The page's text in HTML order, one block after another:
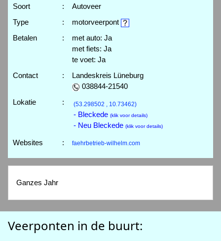
Soort
:
Autoveer
Type
:
motorveerpont
Betalen
:
met auto: Ja
met fiets: Ja
te voet: Ja
Contact
:
Landeskreis Lüneburg
038844-21540
Lokatie
: (53.298502 , 10.73462)
- Bleckede (klik voor details)
- Neu Bleckede (klik voor details)
Websites : faehrbetrieb-wilhelm.com
Ganzes Jahr
Veerponten in de buurt: